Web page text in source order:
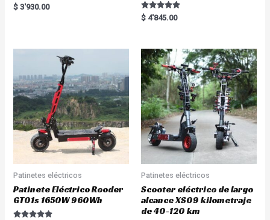
Rated
5.00
$ 3'930.00
Rated
5.00
$ 4'845.00
Patinetes eléctricos
Patinete Eléctrico Rooder
GT01s 1650W 960Wh
Patinetes eléctricos
Scooter eléctrico de largo
alcance XS09 kilometraje
de 40-120 km